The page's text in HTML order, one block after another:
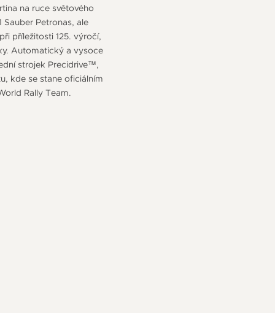
na ruce světového
Petronas, ale
příležitosti 125. výročí,
Automatický a vysoce
strojek Precidrive™,
kde se stane oficiálním
Rally Team.